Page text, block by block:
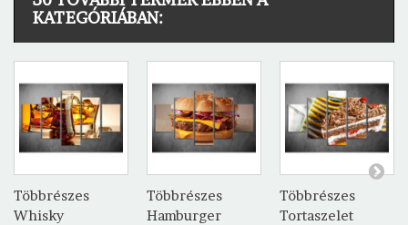
KATEGÓRIÁBAN:
Többrészes
Whisky
Többrészes
Hamburger
Többrészes
Tortaszelet